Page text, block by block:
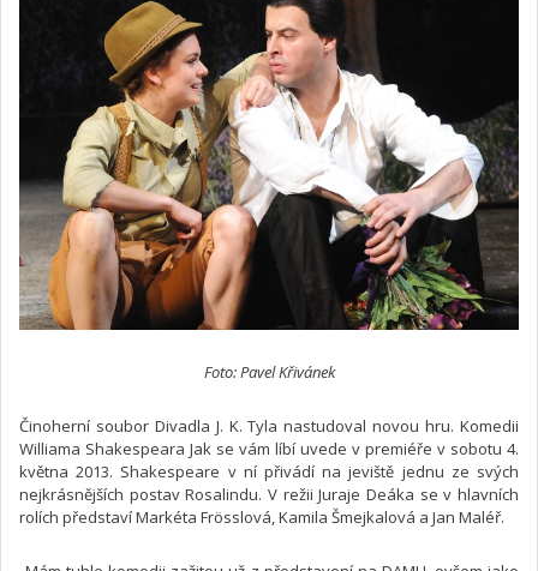
Foto: Pavel Křivánek
Činoherní soubor Divadla J. K. Tyla nastudoval novou hru. Komedii
Williama Shakespeara Jak se vám líbí uvede v premiéře v sobotu 4.
května 2013. Shakespeare v ní přivádí na jeviště jednu ze svých
nejkrásnějších postav Rosalindu. V režii Juraje Deáka se v hlavních
rolích představí Markéta Frösslová, Kamila Šmejkalová a Jan Maléř.